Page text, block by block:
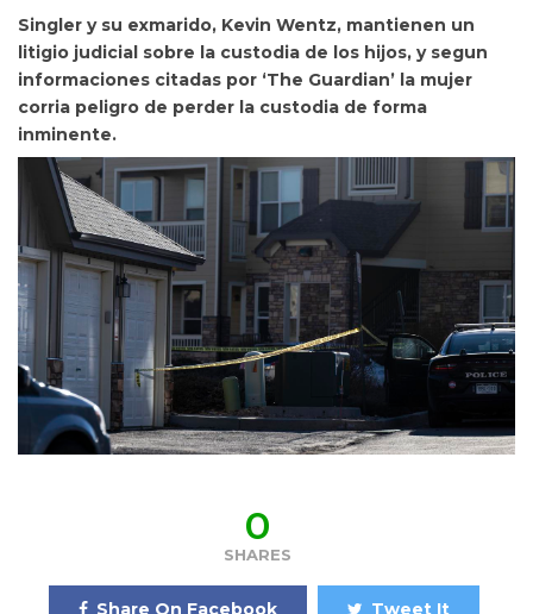
Singler y su exmarido, Kevin Wentz, mantienen un
litigio judicial sobre la custodia de los hijos, y segun
informaciones citadas por ‘The Guardian’ la mujer
corria peligro de perder la custodia de forma
inminente.
0
SHARES
Share On Facebook Tweet It